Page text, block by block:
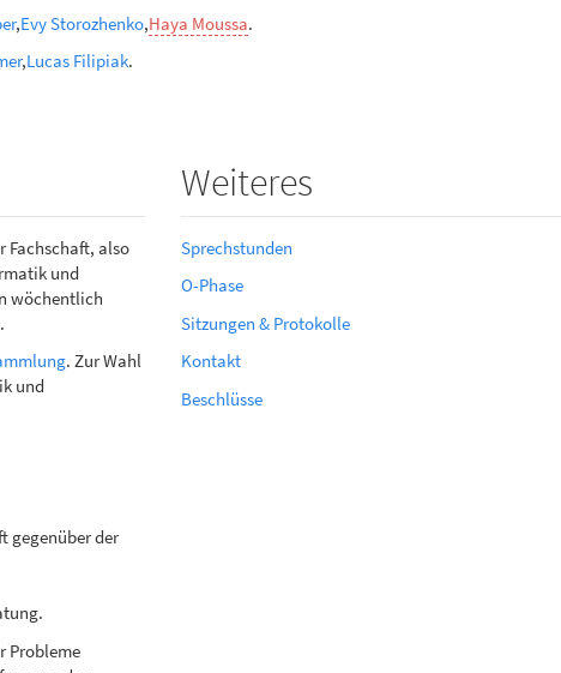
,Evy Storozhenko,Haya Moussa.
,Lucas Filipiak.
Fachschaft, also
und
wöchentlich
. Zur Wahl
und
gegenüber der
Probleme
Weiteres
Sprechstunden
O-Phase
Sitzungen & Protokolle
Kontakt
Beschlüsse